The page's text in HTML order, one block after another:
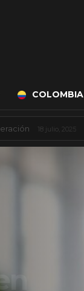
COLOMBIA
3 agosto, 2026